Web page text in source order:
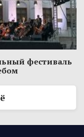
фестиваль